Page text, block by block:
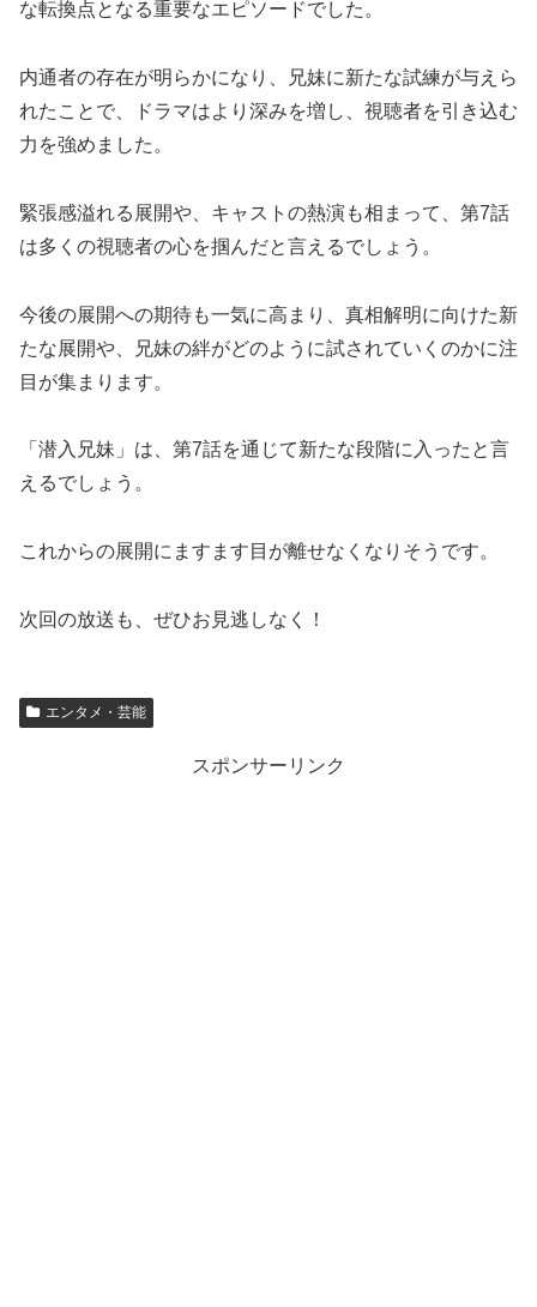
な転換点となる重要なエピソードでした。
内通者の存在が明らかになり、兄妹に新たな試練が与えら
れたことで、ドラマはより深みを増し、視聴者を引き込む
力を強めました。
緊張感溢れる展開や、キャストの熱演も相まって、第7話
は多くの視聴者の心を掴んだと言えるでしょう。
今後の展開への期待も一気に高まり、真相解明に向けた新
たな展開や、兄妹の絆がどのように試されていくのかに注
目が集まります。
「潜入兄妹」は、第7話を通じて新たな段階に入ったと言
えるでしょう。
これからの展開にますます目が離せなくなりそうです。
次回の放送も、ぜひお見逃しなく！
エンタメ・芸能
スポンサーリンク